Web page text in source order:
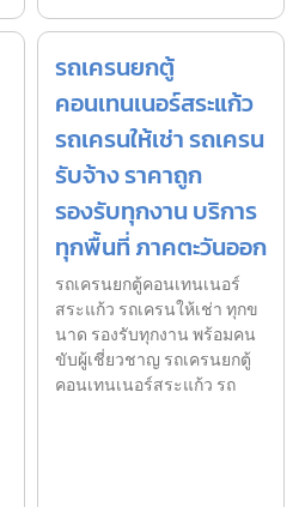
รถเครนยกตู้
คอนเทนเนอร์สระแก้ว
รถเครนให้เช่า รถเครน
รับจ้าง ราคาถูก
รองรับทุกงาน บริการ
ทุกพื้นที่ ภาคตะวันออก
รถเครนยกตู้คอนเทนเนอร์
สระแก้ว รถเครนให้เช่า ทุกข
นาด รองรับทุกงาน พร้อมคน
ขับผู้เชี่ยวชาญ รถเครนยกตู้
คอนเทนเนอร์สระแก้ว รถ